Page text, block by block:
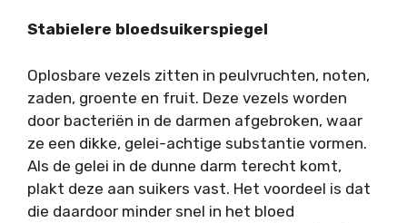
Stabielere bloedsuikerspiegel
Oplosbare vezels zitten in peulvruchten, noten,
zaden, groente en fruit. Deze vezels worden
door bacteriën in de darmen afgebroken, waar
ze een dikke, gelei-achtige substantie vormen.
Als de gelei in de dunne darm terecht komt,
plakt deze aan suikers vast. Het voordeel is dat
die daardoor minder snel in het bloed